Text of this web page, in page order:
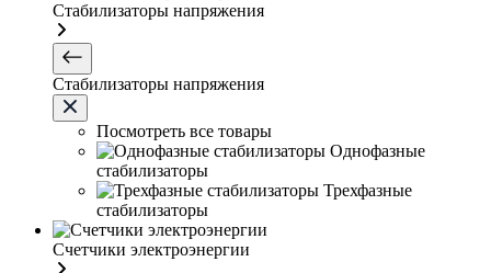
Стабилизаторы напряжения
Стабилизаторы напряжения
Посмотреть все товары
Однофазные
стабилизаторы
Трехфазные
стабилизаторы
Счетчики электроэнергии